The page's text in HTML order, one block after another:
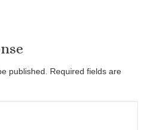
published. Required fields are